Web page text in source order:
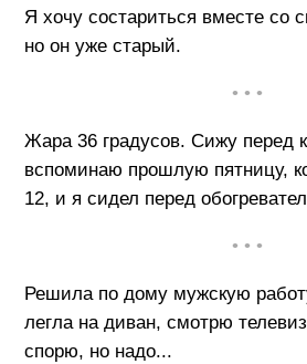
Я хочу состариться вместе со
но он уже старый.
• • •
Жара 36 градусов. Сижу перед
вспоминаю прошлую пятницу,
12, и я сидел перед
• • •
Решила по дому мужскую
легла на диван, смотрю
спорю, но надо...